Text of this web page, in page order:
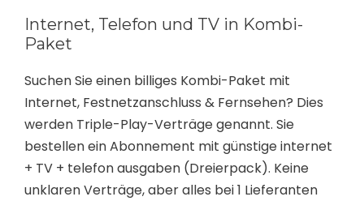
Internet, Telefon und TV in Kombi-
Paket
Suchen Sie einen billiges Kombi-Paket mit
Internet, Festnetzanschluss & Fernsehen? Dies
werden Triple-Play-Verträge genannt. Sie
bestellen ein Abonnement mit günstige internet
+ TV + telefon ausgaben (Dreierpack). Keine
unklaren Verträge, aber alles bei 1 Lieferanten